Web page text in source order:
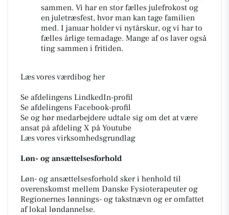
sammen. Vi har en stor fælles julefrokost og
en juletræsfest, hvor man kan tage familien
med. I januar holder vi nytårskur, og vi har to
fælles årlige temadage. Mange af os laver også
ting sammen i fritiden.
Læs vores værdibog her
Se afdelingens LindkedIn-profil
Se afdelingens Facebook-profil
Se og hør medarbejdere udtale sig om det at være
ansat på afdeling X på Youtube
Læs vores virksomhedsgrundlag
Løn- og ansættelsesforhold
Løn- og ansættelsesforhold sker i henhold til
overenskomst mellem Danske Fysioterapeuter og
Regionernes lønnings- og takstnævn og er omfattet
af lokal løndannelse.